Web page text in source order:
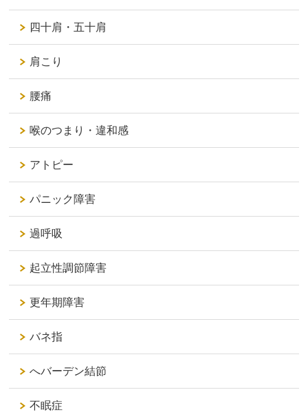
四十肩・五十肩
肩こり
腰痛
喉のつまり・違和感
アトピー
パニック障害
過呼吸
起立性調節障害
更年期障害
バネ指
へバーデン結節
不眠症